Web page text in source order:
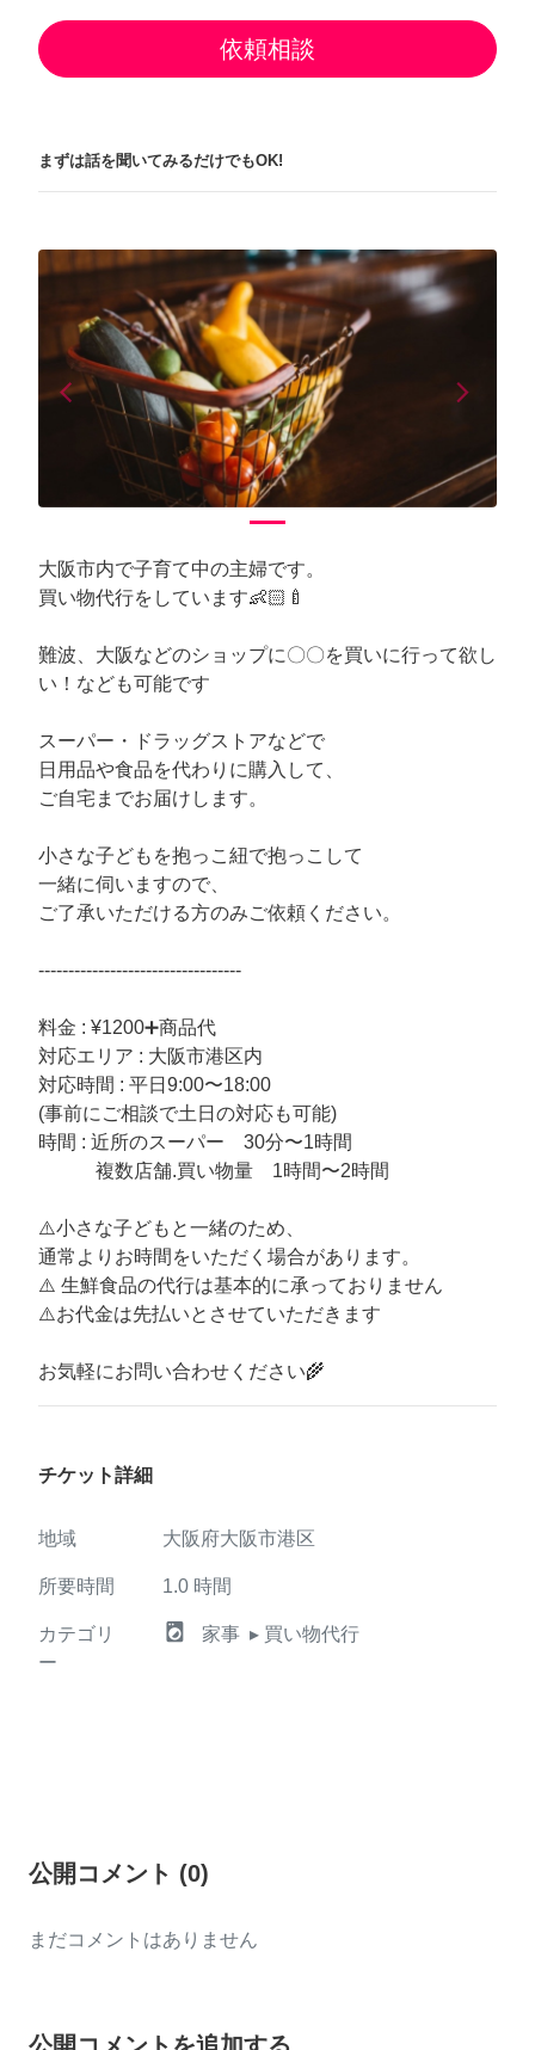
依頼相談
まずは話を聞いてみるだけでもOK!
arrow_back_iosPrevious arrow_forward_iosNext
大阪市内で子育て中の主婦です。
買い物代行をしています👶🏻🍼
難波、大阪などのショップに〇〇を買いに行って欲し
い！なども可能です
スーパー・ドラッグストアなどで
日用品や食品を代わりに購入して、
ご自宅までお届けします。
小さな子どもを抱っこ紐で抱っこして
一緒に伺いますので、
ご了承いただける方のみご依頼ください。
----------------------------------
料金 : ¥1200➕商品代
対応エリア : 大阪市港区内
対応時間 : 平日9:00〜18:00
(事前にご相談で土日の対応も可能)
時間 : 近所のスーパー 30分〜1時間
複数店舗.買い物量 1時間〜2時間
⚠️小さな子どもと一緒のため、
通常よりお時間をいただく場合があります。
⚠️ 生鮮食品の代行は基本的に承っておりません
⚠️お代金は先払いとさせていただきます
お気軽にお問い合わせください🌾
チケット詳細
地域 大阪府大阪市港区
所要時間 1.0 時間
カテゴリ
ー
local_laundry_service 家事 ▸ 買い物代行
公開コメント (0)
まだコメントはありません